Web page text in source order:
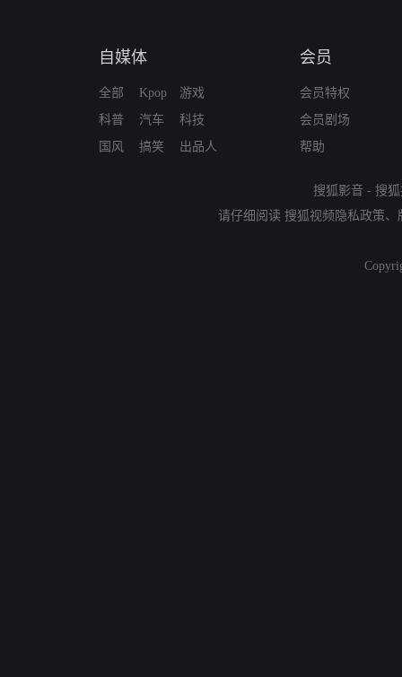
自媒体
全部
科普
国风
Kpop
汽车
搞笑
游戏
科技
出品人
会员
会员特权
会员剧场
帮助
搜狐影音 - 搜
请仔细阅读 搜狐视频隐私政策、